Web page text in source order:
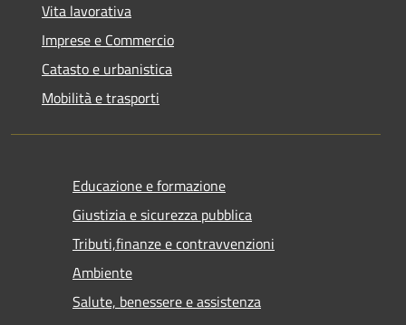
Vita lavorativa
Imprese e Commercio
Catasto e urbanistica
Mobilità e trasporti
Educazione e formazione
Giustizia e sicurezza pubblica
Tributi,finanze e contravvenzioni
Ambiente
Salute, benessere e assistenza